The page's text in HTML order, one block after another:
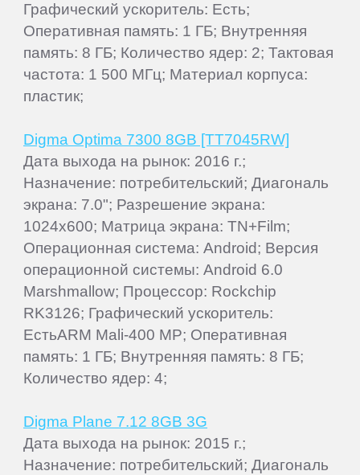
Графический ускоритель: Есть;
Оперативная память: 1 ГБ; Внутренняя
память: 8 ГБ; Количество ядер: 2; Тактовая
частота: 1 500 МГц; Материал корпуса:
пластик;
Digma Optima 7300 8GB [TT7045RW]
Дата выхода на рынок: 2016 г.;
Назначение: потребительский; Диагональ
экрана: 7.0"; Разрешение экрана:
1024x600; Матрица экрана: TN+Film;
Операционная система: Android; Версия
операционной системы: Android 6.0
Marshmallow; Процессор: Rockchip
RK3126; Графический ускоритель:
ЕстьARM Mali-400 MP; Оперативная
память: 1 ГБ; Внутренняя память: 8 ГБ;
Количество ядер: 4;
Digma Plane 7.12 8GB 3G
Дата выхода на рынок: 2015 г.;
Назначение: потребительский; Диагональ